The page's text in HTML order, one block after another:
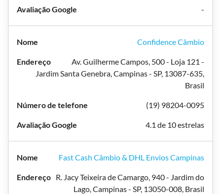
-
Confidence Câmbio
Av. Guilherme Campos, 500 - Loja 121 -
Jardim Santa Genebra, Campinas - SP, 13087-635,
Brasil
(19) 98204-0095
4.1 de 10 estrelas
Fast Cash Câmbio & DHL Envios Campinas
R. Jacy Teixeira de Camargo, 940 - Jardim do
Lago, Campinas - SP, 13050-008, Brasil